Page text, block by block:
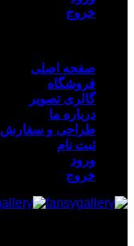
خروج
صفحه اصلی
فروشگاه
گالری تصویر
درباره ما
طراحی و سفارش
ثبت نام
ورود
خروج